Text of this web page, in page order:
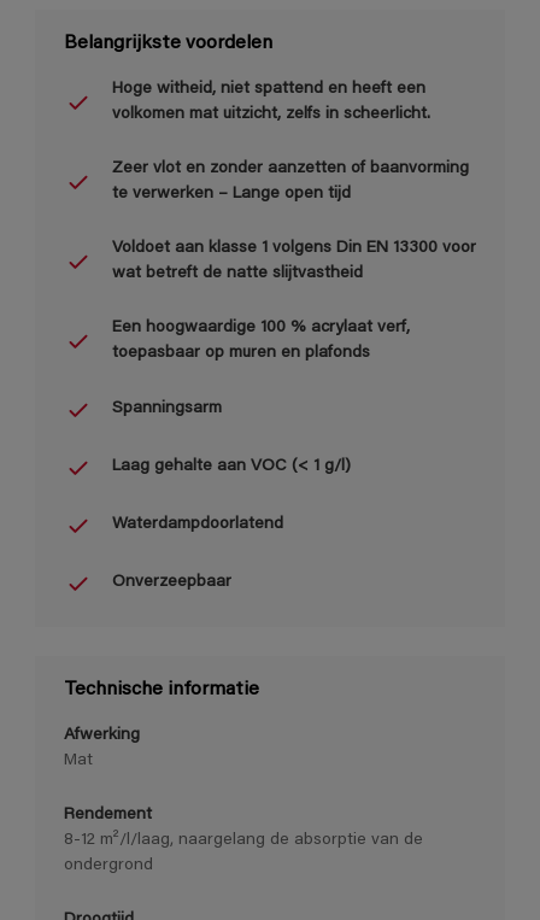
Belangrijkste voordelen
Hoge witheid, niet spattend en heeft een
volkomen mat uitzicht, zelfs in scheerlicht.
Zeer vlot en zonder aanzetten of baanvorming
te verwerken – Lange open tijd
Voldoet aan klasse 1 volgens Din EN 13300 voor
wat betreft de natte slijtvastheid
Een hoogwaardige 100 % acrylaat verf,
toepasbaar op muren en plafonds
Spanningsarm
Laag gehalte aan VOC (< 1 g/l)
Waterdampdoorlatend
Onverzeepbaar
Technische informatie
Afwerking
Mat
Rendement
8-12 m²/l/laag, naargelang de absorptie van de
ondergrond